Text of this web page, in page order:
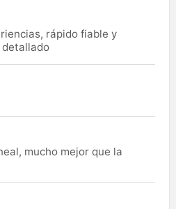
rápido fiable y
mucho mejor que la